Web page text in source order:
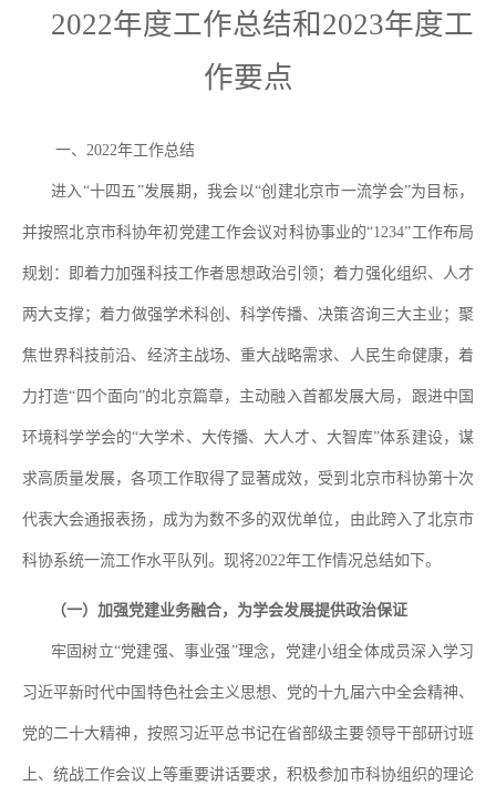
2022年度工作总结和 2023年度工
作要点
一、 2022年工作总结
进入“十四五”发展期，我会以“创建北京市一流学会”为目标，
并按照北京市科协年初党建工作会议对科协事业的“1234”工作布局
规划：即着力加强科技工作者思想政治引领；着力强化组织、人才
两大支撑；着力做强学术科创、科学传播、决策咨询三大主业；聚
焦世界科技前沿、经济主战场、重大战略需求、人民生命健康，着
力打造“ 四个面向”的北京篇章，主动融入首都发展大局，跟进中国
环境科学学会的“大学术、大传播、大人才、大智库”体系建设，谋
求高质量发展，各项工作取得了显著成效，受到北京市科协第十次
代表大会通报表扬，成为为数不多的双优单位，由此跨入了北京市
科协系统一流工作水平队列。现将2022年工作情况总结如下。
（一）加强党建业务融合，为学会发展提供政治保证
牢固树立“党建强、事业强”理念，党建小组全体成员深入学习
习近平新时代中国特色社会主义思想、党的十九届六中全会精神、
党的二十大精神 ，按照习近平总书记在省部级主要领导干部研讨班
上、统战工作会议上等重要讲话要求，积极参加市科协组织的理论